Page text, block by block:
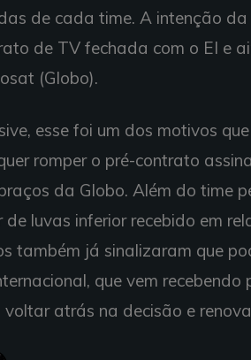
de cada time. A intenção
de TV fechada com o EI e
(Globo).
esse foi um dos motivos
romper o pré-contrato
da Globo. Além do time
de luvas inferior recebido em
também já sinalizaram que
que vem
voltar atrás na decisão e